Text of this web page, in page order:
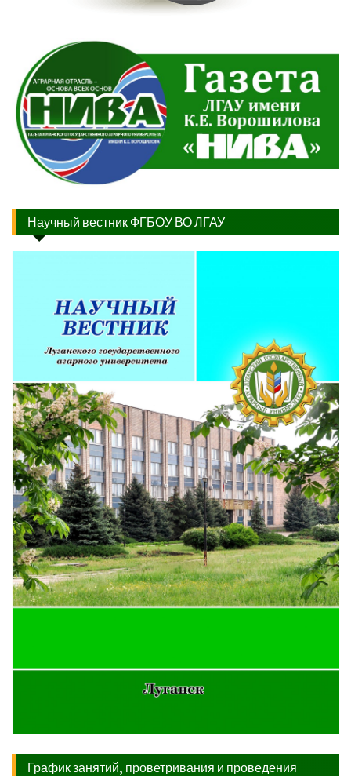
Научный вестник ФГБОУ ВО ЛГАУ
График занятий, проветривания и проведения